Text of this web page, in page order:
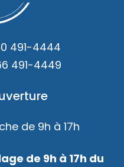
491-4444
491-4449
de 9h à 17h
de 9h à 17h du